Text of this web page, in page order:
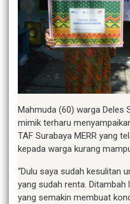
Mahmuda (60) warga Deles
mimik terharu
TAF Surabaya MERR yang
kepada warga kurang
“Dulu saya sudah kesulitan
yang sudah renta.
yang semakin membuat